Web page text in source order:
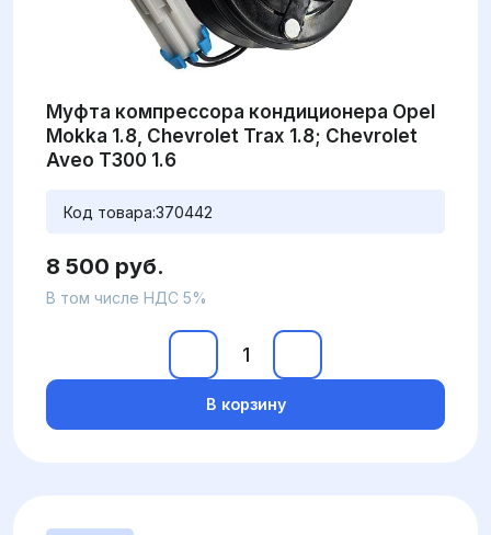
Муфта компрессора кондиционера Opel
Mokka 1.8, Chevrolet Trax 1.8; Chevrolet
Aveo T300 1.6
Код товара:370442
8 500 руб.
В том числе НДС 5%
В корзину